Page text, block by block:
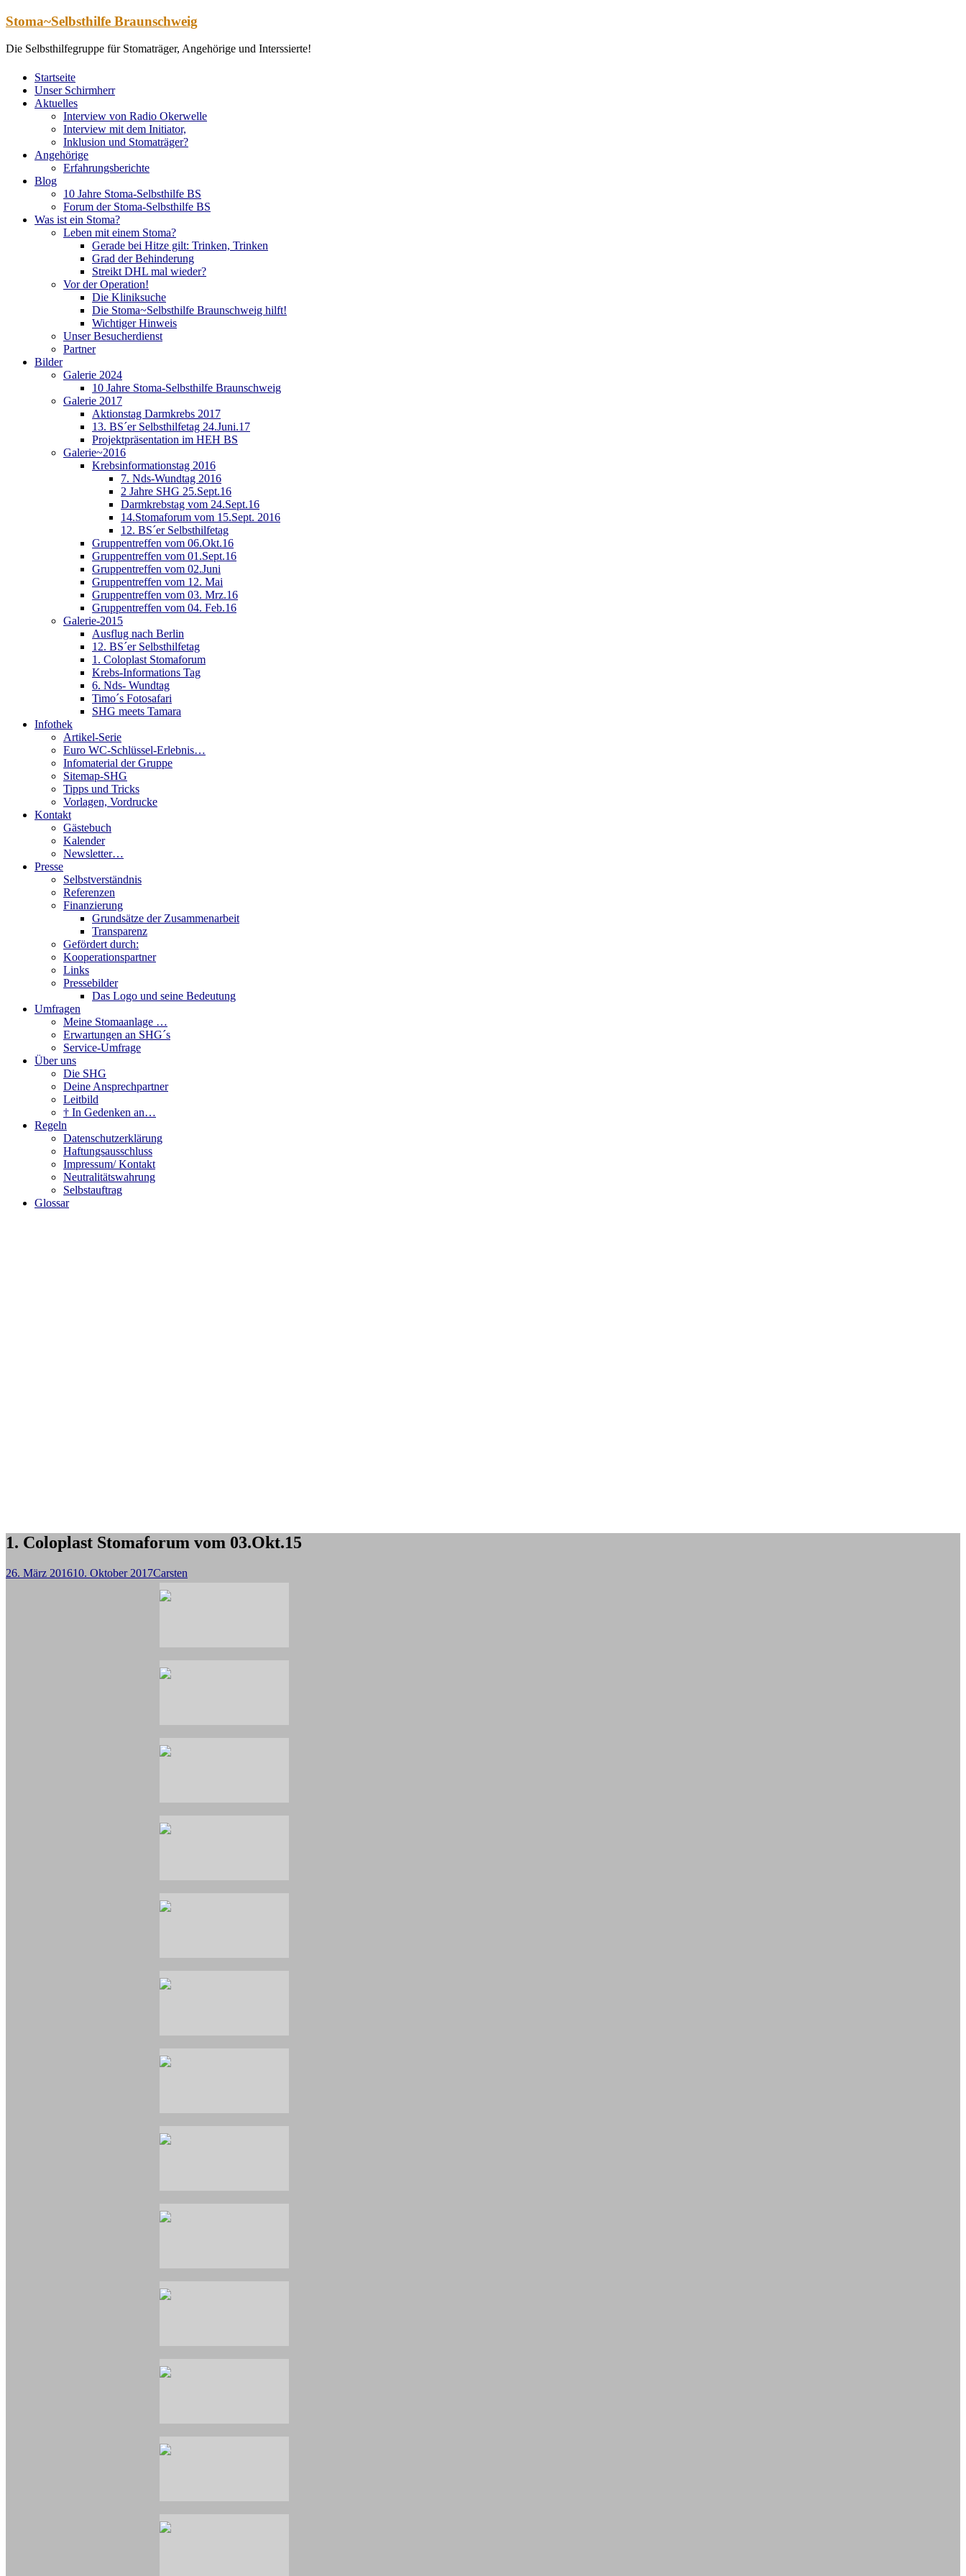
Zum
springen
Stoma~Selbsthilfe Braunschweig
Die Selbsthilfegruppe für Stomaträger, Angehörige und Interssierte!
Startseite
Unser Schirmherr
Aktuelles
Interview von Radio Okerwelle
Interview mit dem Initiator,
Inklusion und Stomaträger?
Angehörige
Erfahrungsberichte
Blog
10 Jahre Stoma-Selbsthilfe BS
Forum der Stoma-Selbsthilfe BS
Was ist ein Stoma?
Leben mit einem Stoma?
Gerade bei Hitze gilt: Trinken, Trinken
Grad der Behinderung
Streikt DHL mal wieder?
Vor der Operation!
Die Kliniksuche
Die Stoma~Selbsthilfe Braunschweig hilft!
Wichtiger Hinweis
Unser Besucherdienst
Partner
Bilder
Galerie 2024
10 Jahre Stoma-Selbsthilfe Braunschweig
Galerie 2017
Aktionstag Darmkrebs 2017
13. BS´er Selbsthilfetag 24.Juni.17
Projektpräsentation im HEH BS
Galerie~2016
Krebsinformationstag 2016
7. Nds-Wundtag 2016
2 Jahre SHG 25.Sept.16
Darmkrebstag vom 24.Sept.16
14.Stomaforum vom 15.Sept. 2016
12. BS´er Selbsthilfetag
Gruppentreffen vom 06.Okt.16
Gruppentreffen vom 01.Sept.16
Gruppentreffen vom 02.Juni
Gruppentreffen vom 12. Mai
Gruppentreffen vom 03. Mrz.16
Gruppentreffen vom 04. Feb.16
Galerie-2015
Ausflug nach Berlin
12. BS´er Selbsthilfetag
1. Coloplast Stomaforum
Krebs-Informations Tag
6. Nds- Wundtag
Timo´s Fotosafari
SHG meets Tamara
Infothek
Artikel-Serie
Euro WC-Schlüssel-Erlebnis…
Infomaterial der Gruppe
Sitemap-SHG
Tipps und Tricks
Vorlagen, Vordrucke
Kontakt
Gästebuch
Kalender
Newsletter…
Presse
Selbstverständnis
Referenzen
Finanzierung
Grundsätze der Zusammenarbeit
Transparenz
Gefördert durch:
Kooperationspartner
Links
Pressebilder
Das Logo und seine Bedeutung
Umfragen
Meine Stomaanlage …
Erwartungen an SHG´s
Service-Umfrage
Über uns
Die SHG
Deine Ansprechpartner
Leitbild
† In Gedenken an…
Regeln
Datenschutzerklärung
Haftungsausschluss
Impressum/ Kontakt
Neutralitätswahrung
Selbstauftrag
Glossar
1. Coloplast Stomaforum vom 03.Okt.15
26. März 201610. Oktober 2017Carsten